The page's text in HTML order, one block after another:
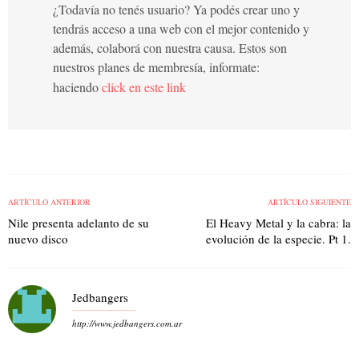
¿Todavía no tenés usuario? Ya podés crear uno y
tendrás acceso a una web con el mejor contenido y
además, colaborá con nuestra causa. Estos son
nuestros planes de membresía, informate:
haciendoclick en este link
ARTÍCULO ANTERIOR
Nile presenta adelanto de su
nuevo disco
ARTÍCULO SIGUIENTE
El Heavy Metal y la cabra: la
evolución de la especie. Pt 1.
Jedbangers
http://www.jedbangers.com.ar